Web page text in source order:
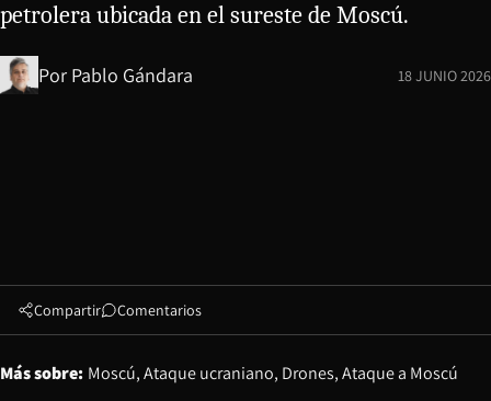
petrolera ubicada en el sureste de Moscú.
Por Pablo Gándara 18 JUNIO 2026
Compartir Comentarios
Más sobre: Moscú Ataque ucraniano Drones Ataque a Moscú